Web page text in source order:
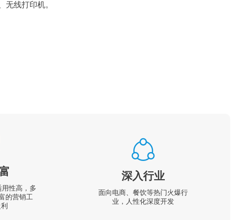
无线打印机。
性高，多
的营销工
深入行业
面向电商、餐饮等热门火爆行
业，人性化深度开发